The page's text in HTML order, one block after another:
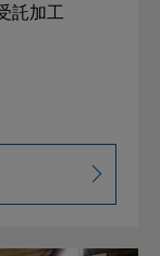
託加工